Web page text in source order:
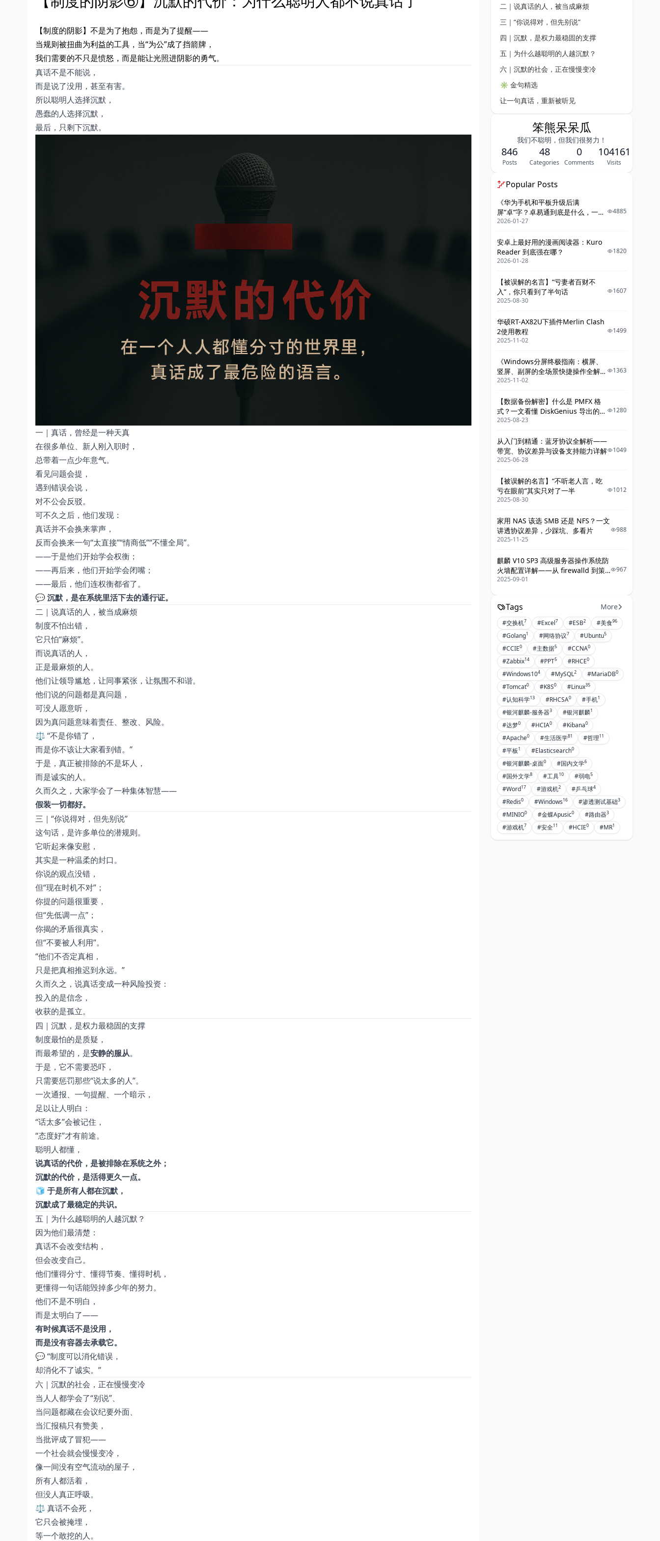
【制度的阴影】不是为了抱怨，而是为了提醒——
当规则被扭曲为利益的工具，当“为公”成了挡箭牌，
我们需要的不只是愤怒，而是能让光照进阴影的勇气。
真话不是不能说，
而是说了没用，甚至有害。
所以聪明人选择沉默，
愚蠢的人选择沉默，
最后，只剩下沉默。
一｜真话，曾经是一种天真
在很多单位、新人刚入职时，
总带着一点少年意气。
看见问题会提，
遇到错误会说，
对不公会反驳。
可不久之后，他们发现：
真话并不会换来掌声，
反而会换来一句“太直接”“情商低”“不懂全局”。
——于是他们开始学会权衡；
——再后来，他们开始学会闭嘴；
——最后，他们连权衡都省了。
💬沉默，是在系统里活下去的通行证。
二｜说真话的人，被当成麻烦
制度不怕出错，
它只怕“麻烦”。
而说真话的人，
正是最麻烦的人。
他们让领导尴尬，让同事紧张，让氛围不和谐。
他们说的问题都是真问题，
可没人愿意听，
因为真问题意味着责任、整改、风险。
⚖️ “不是你错了，
而是你不该让大家看到错。”
于是，真正被排除的不是坏人，
而是诚实的人。
久而久之，大家学会了一种集体智慧——
假装一切都好。
三｜“你说得对，但先别说”
这句话，是许多单位的潜规则。
它听起来像安慰，
其实是一种温柔的封口。
你说的观点没错，
但“现在时机不对”；
你提的问题很重要，
但“先低调一点”；
你揭的矛盾很真实，
但“不要被人利用”。
“他们不否定真相，
只是把真相推迟到永远。”
久而久之，说真话变成一种风险投资：
投入的是信念，
收获的是孤立。
四｜沉默，是权力最稳固的支撑
制度最怕的是质疑，
而最希望的，是安静的服从。
于是，它不需要恐吓，
只需要惩罚那些“说太多的人”。
一次通报、一句提醒、一个暗示，
足以让人明白：
“话太多”会被记住，
“态度好”才有前途。
聪明人都懂，
说真话的代价，是被排除在系统之外；
沉默的代价，是活得更久一点。
🧊 于是所有人都在沉默，
沉默成了最稳定的共识。
五｜为什么越聪明的人越沉默？
因为他们最清楚：
真话不会改变结构，
但会改变自己。
他们懂得分寸、懂得节奏、懂得时机，
更懂得一句话能毁掉多少年的努力。
他们不是不明白，
而是太明白了——
有时候真话不是没用，
而是没有容器去承载它。
💬 “制度可以消化错误，
却消化不了诚实。”
六｜沉默的社会，正在慢慢变冷
当人人都学会了“别说”、
当问题都藏在会议纪要外面、
当汇报稿只有赞美，
当批评成了冒犯——
一个社会就会慢慢变冷，
像一间没有空气流动的屋子，
所有人都活着，
但没人真正呼吸。
⚖️ 真话不会死，
它只会被掩埋，
等一个敢挖的人。
二｜说真话的人，被当成麻烦
三｜“你说得对，但先别说”
四｜沉默，是权力最稳固的支撑
五｜为什么越聪明的人越沉默？
六｜沉默的社会，正在慢慢变冷
✳️ 金句精选
让一句真话，重新被听见
笨熊呆呆瓜
我们不聪明，但我们很努力！
846
Posts
48
Categories
0
Comments
104161
Visits
Popular Posts
《华为手机和平板升级后满
屏“卓”字？卓易通到底是什么，一篇
给你讲明白》
2026-01-27
4885
安卓上最好用的漫画阅读器：Kuro
Reader 到底强在哪？
2026-01-28
1820
【被误解的名言】“亏妻者百财不
入”，你只看到了半句话
2025-08-30
1607
华硕RT-AX82U下插件Merlin Clash
2使用教程
2025-11-02
1499
《Windows分屏终极指南：横屏、
竖屏、副屏的全场景快捷操作全解
析》
2025-11-02
1363
【数据备份解密】什么是 PMFX 格
式？一文看懂 DiskGenius 导出的整
机系统镜像
2025-08-23
1280
从入门到精通：蓝牙协议全解析——
带宽、协议差异与设备支持能力详解
2025-06-28
1049
【被误解的名言】“不听老人言，吃
亏在眼前”其实只对了一半
2025-08-30
1012
家用 NAS 该选 SMB 还是 NFS？一文
讲透协议差异，少踩坑、多看片
2025-11-25
988
麒麟 V10 SP3 高级服务器操作系统防
火墙配置详解——从 firewalld 到策
略落地的最佳实践
2025-09-01
967
Tags More
#交换机7 #Excel7 #ESB2 #美食96
#Golang1 #网络协议7 #Ubuntu5
#CCIE0 #主数据5 #CCNA0
#Zabbix14 #PPT5 #RHCE0
#Windows104 #MySQL2 #MariaDB0
#Tomcat0 #K8S0 #Linux35
#认知科学13 #RHCSA0 #手机1
#银河麒麟-服务器3 #银河麒麟1
#达梦0 #HCIA0 #Kibana0
#Apache0 #生活医学81 #哲理11
#平板1 #Elasticsearch0
#银河麒麟-桌面0 #国内文学6
#国外文学8 #工具10 #弱电5
#Word17 #游戏机2 #乒乓球4
#Redis0 #Windows16 #渗透测试基础3
#MINIO0 #金蝶Apusic0 #路由器3
#游戏机7 #安全11 #HCIE0 #MR1